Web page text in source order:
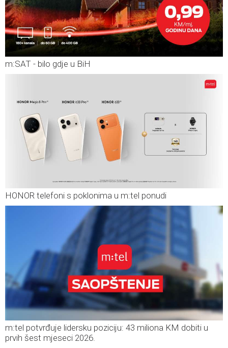
m:SAT - bilo gdje u BiH
HONOR telefoni s poklonima u m:tel ponudi
m:tel potvrđuje lidersku poziciju: 43 miliona KM dobiti u
prvih šest mjeseci 2026.